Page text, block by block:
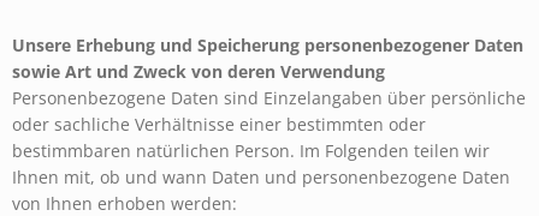
Unsere Erhebung und Speicherung personenbezogener Daten
sowie Art und Zweck von deren Verwendung
Personenbezogene Daten sind Einzelangaben über persönliche
oder sachliche Verhältnisse einer bestimmten oder
bestimmbaren natürlichen Person. Im Folgenden teilen wir
Ihnen mit, ob und wann Daten und personenbezogene Daten
von Ihnen erhoben werden: